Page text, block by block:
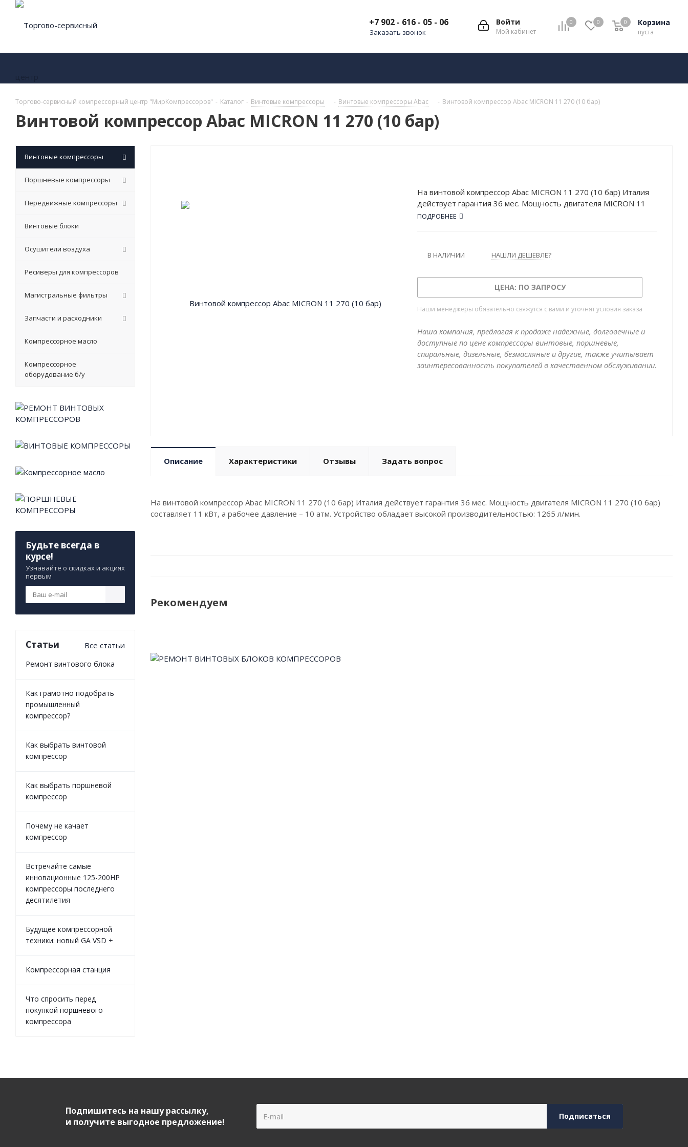
0 0 Корзина
пуста
0
Войти
Мой кабинет
+7 902 - 616 - 05 - 06
Заказать звонок
Торгово-сервисный компрессорный центр "МирКомпрессоров" - Каталог - Винтовые компрессоры - Винтовые компрессоры Abac - Винтовой компрессор Abac MICRON 11 270 (10 бар)
Винтовой компрессор Abac MICRON 11 270 (10 бар)
На винтовой компрессор Abac MICRON 11 270 (10 бар) Италия
действует гарантия 36 мес. Мощность двигателя MICRON 11
270 (10 бар) составляет 11 кВт, а рабочее давление – 10 атм.
ПОДРОБНЕЕ
В НАЛИЧИИ НАШЛИ ДЕШЕВЛЕ?
ЦЕНА: ПО ЗАПРОСУ
Наши менеджеры обязательно свяжутся с вами и уточнят условия заказа
Наша компания, предлагая к продаже надежные, долговечные и
доступные по цене компрессоры винтовые, поршневые,
спиральные, дизельные, безмасляные и другие, также учитывает
заинтересованность покупателей в качественном обслуживании.
Описание Характеристики Отзывы Задать вопрос
На винтовой компрессор Abac MICRON 11 270 (10 бар) Италия действует гарантия 36 мес. Мощность двигателя MICRON 11 270 (10 бар)
составляет 11 кВт, а рабочее давление – 10 атм. Устройство обладает высокой производительностью: 1265 л/мин.
Рекомендуем
Винтовые компрессоры
Поршневые компрессоры
Передвижные компрессоры
Винтовые блоки
Осушители воздуха
Ресиверы для компрессоров
Магистральные фильтры
Запчасти и расходники
Компрессорное масло
Компрессорное
оборудование б/у
Будьте всегда в
курсе!
Узнавайте о скидках и акциях
первым
Статьи Все статьи
Ремонт винтового блока
Как грамотно подобрать
промышленный
компрессор?
Как выбрать винтовой
компрессор
Как выбрать поршневой
компрессор
Почему не качает
компрессор
Встречайте самые
инновационные 125-200HP
компрессоры последнего
десятилетия
Будущее компрессорной
техники: новый GA VSD +
Компрессорная станция
Что спросить перед
покупкой поршневого
компрессора
Подпишитесь на нашу рассылку,
и получите выгодное предложение!